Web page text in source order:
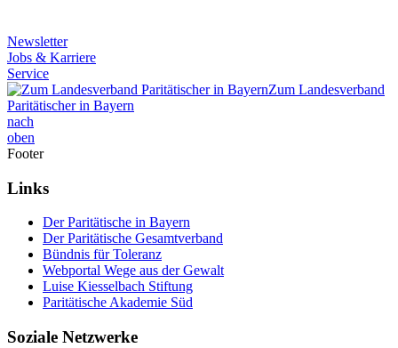
Newsletter
Jobs & Karriere
Service
Zum Landesverband
Paritätischer in Bayern
nach
oben
Footer
Links
Der Paritätische in Bayern
Der Paritätische Gesamtverband
Bündnis für Toleranz
Webportal Wege aus der Gewalt
Luise Kiesselbach Stiftung
Paritätische Akademie Süd
Soziale Netzwerke